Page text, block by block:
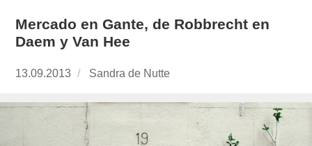
Mercado en Gante, de Robbrecht en
Daem y Van Hee
Publicado
13.09.2013 https://www.experimenta.es/author/
Sandra de Nutte